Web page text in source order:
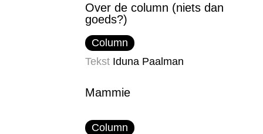
Over de column (niets dan
goeds?)
Column
Tekst Iduna Paalman
Mammie
Column